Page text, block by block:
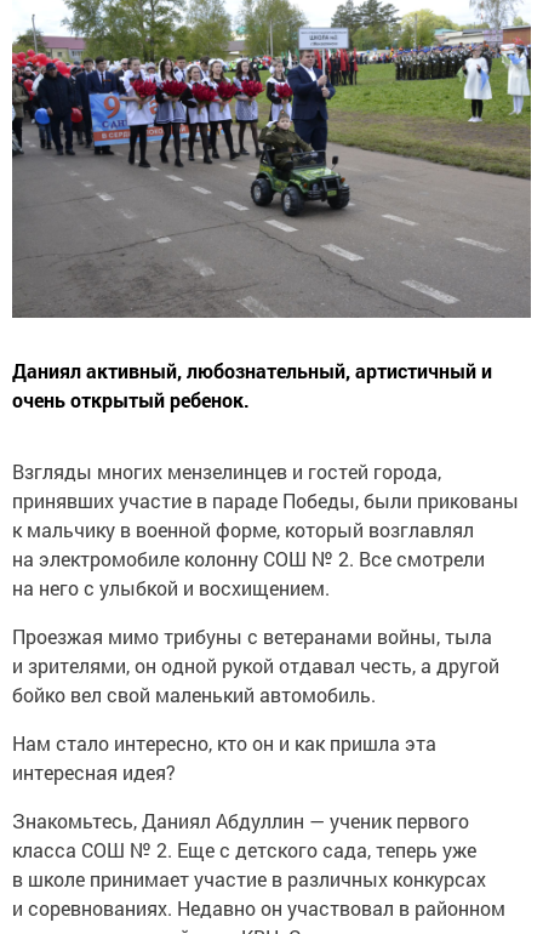
Даниял активный, любознательный, артистичный и
очень открытый ребенок.
Взгляды многих мензелинцев и гостей города,
принявших участие в параде Победы, были прикованы
к мальчику в военной форме, который возглавлял
на электромобиле колонну СОШ № 2. Все смотрели
на него с улыбкой и восхищением.
Проезжая мимо трибуны с ветеранами войны, тыла
и зрителями, он одной рукой отдавал честь, а другой
бойко вел свой маленький автомобиль.
Нам стало интересно, кто он и как пришла эта
интересная идея?
Знакомьтесь, Даниял Абдуллин — ученик первого
класса СОШ № 2. Еще с детского сада, теперь уже
в школе принимает участие в различных конкурсах
и соревнованиях. Недавно он участвовал в районном